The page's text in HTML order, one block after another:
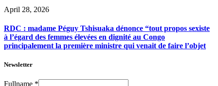
April 28, 2026
RDC : madame Péguy Tshisuaka dénonce “tout propos sexiste
à l’égard des femmes élevées en dignité au Congo
principalement la première ministre qui venait de faire l’objet
Newsletter
Fullname *